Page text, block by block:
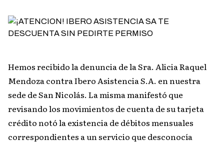
Hemos recibido la denuncia de la Sra. Alicia Raquel
Mendoza contra Ibero Asistencia S.A. en nuestra
sede de San Nicolás. La misma manifestó que
revisando los movimientos de cuenta de su tarjeta
crédito notó la existencia de débitos mensuales
correspondientes a un servicio que desconocía